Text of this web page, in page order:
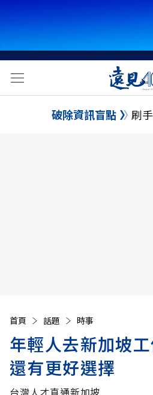
破除資訊盲點 刷
首頁 話題 時事
年輕人去新加坡
還有更好選擇
台灣人才直通新加坡